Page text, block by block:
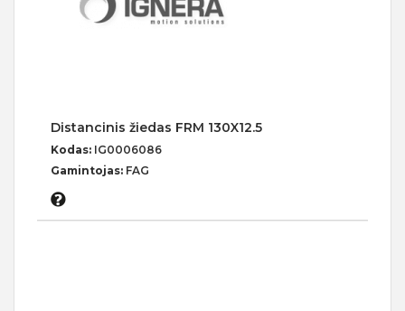
Distancinis žiedas FRM 130X12.5
Kodas: IG0006086
Gamintojas: FAG